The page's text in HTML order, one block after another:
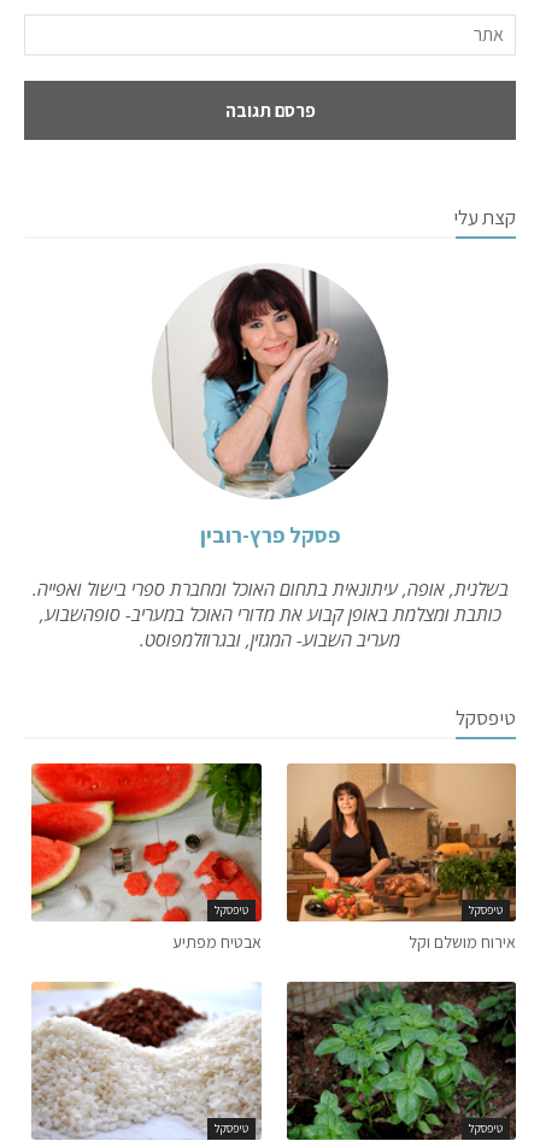
קצת עלי
פסקל פרץ-רובין
בשלנית, אופה, עיתונאית בתחום האוכל ומחברת ספרי בישול ואפייה.
כותבת ומצלמת באופן קבוע את מדורי האוכל במעריב- סופהשבוע,
מעריב השבוע- המגזין, ובגרוזלמפוסט.
טיפסקל
טיפסקל
אירוח מושלם וקל
טיפסקל
אבטיח מפתיע
טיפסקל טיפסקל